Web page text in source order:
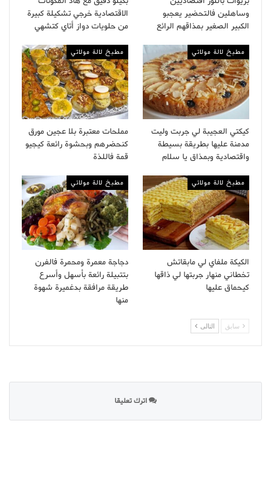
وساهلين فالتحضير يعجبو
الكبير الصغير بمذاقهم الرائع
الاقتصادية خرجي تشكيلة كبيرة
من حلويات دواز أتاي كتشهي
مطبخ لالة مولاتي
كيكتي العجيبة لي جربت وليت
مدمنة عليها بطريقة بسيطة
واقتصادية وبمذاق يا سلام
مطبخ لالة مولاتي
مملحات معتبرة بلا عجين مورق
كنحضرهم وبحشوة رائعة كيجيو
قمة فاللذة
مطبخ لالة مولاتي
الكيكة ملفاي لي مابقاتش
تخطاني منهار جربتها لي ذاقها
كيحماق عليها
مطبخ لالة مولاتي
دجاجة معمرة ومحمرة فالفرن
بتتبيلة رائعة بأسهل وأسرع
طريقة مرافقة بدغميرة شهوة
منها
سابق التالى
اترك تعليقا